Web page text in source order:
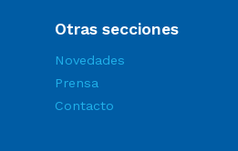
Otras secciones
Novedades
Prensa
Contacto